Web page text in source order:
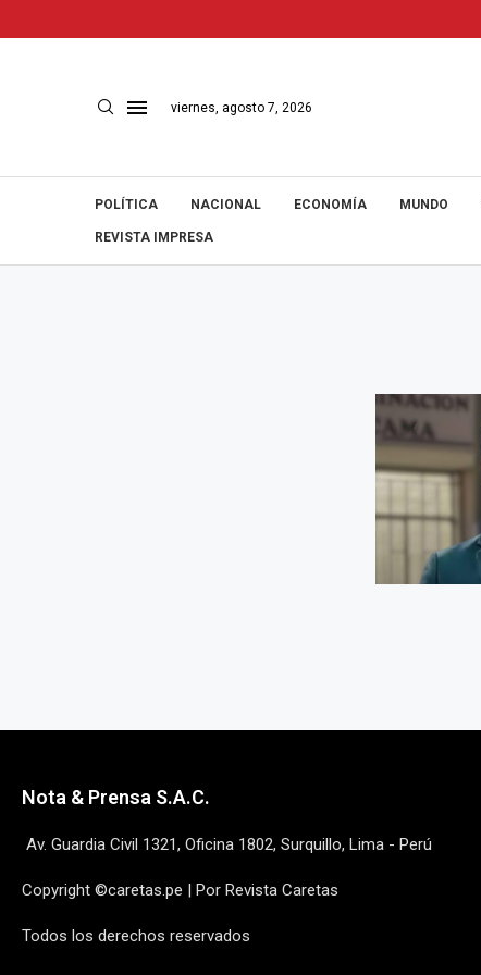
viernes, agosto 7, 2026
POLÍTICA NACIONAL ECONOMÍA MUNDO
REVISTA IMPRESA
Nota & Prensa S.A.C.
Av. Guardia Civil 1321, Oficina 1802, Surquillo, Lima - Perú
Copyright ©caretas.pe | Por Revista Caretas
Todos los derechos reservados